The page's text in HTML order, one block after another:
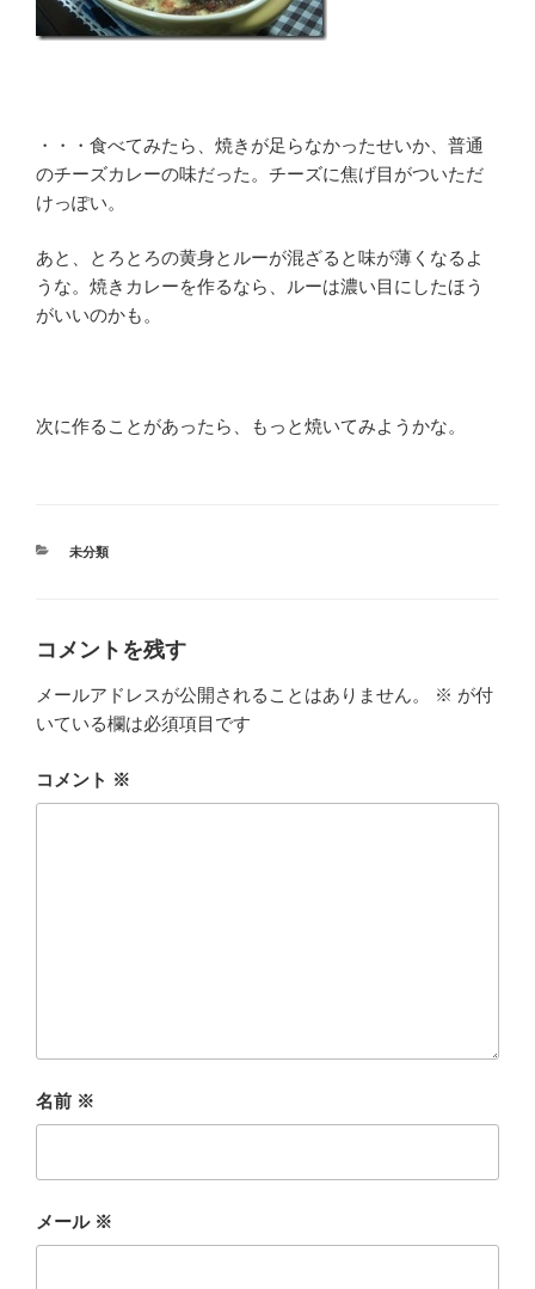
・・・食べてみたら、焼きが足らなかったせいか、普通
のチーズカレーの味だった。チーズに焦げ目がついただ
けっぽい。
あと、とろとろの黄身とルーが混ざると味が薄くなるよ
うな。焼きカレーを作るなら、ルーは濃い目にしたほう
がいいのかも。
次に作ることがあったら、もっと焼いてみようかな。
カ
未分類
コメントを残す
メールアドレスが公開されることはありません。 ※ が付
いている欄は必須項目です
コメント ※
名前 ※
メール ※